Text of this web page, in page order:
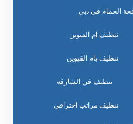
الحمام في دبي
تنظيف ام القيوين
تنظيف بام القيوين
تنظيف في الشارقة
تنظيف مراتب احترافي